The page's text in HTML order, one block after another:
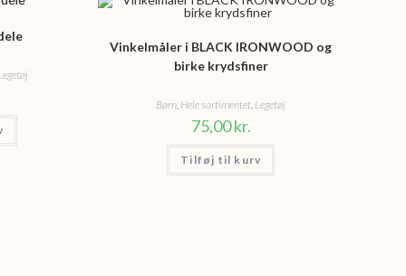
Vinkelmåler i BLACK IRONWOOD og
birke krydsfiner
Børn, Hele sortimentet, Legetøj
75,00kr.
Tilføj til kurv